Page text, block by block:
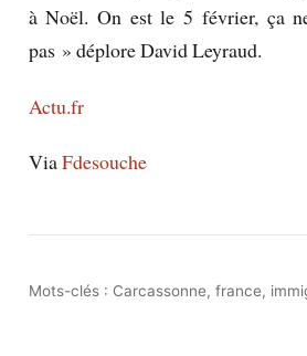
à Noël. On est le 5 février, ça
pas » déplore David Leyraud.
Actu.fr
ViaFdesouche
Mots-clés : Carcassonne, france,